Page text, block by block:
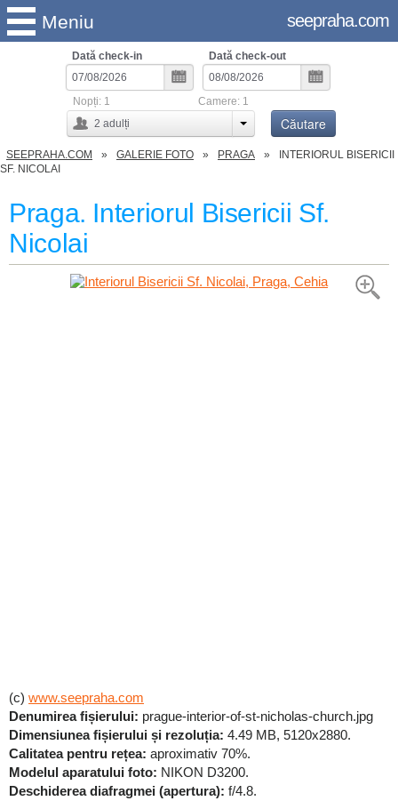
Meniu seepraha.com
Dată check-in Dată check-out
2 adulți
Nopți: 1 Camere: 1
Căutare
SEEPRAHA.COM GALERIE FOTO PRAGA
INTERIORUL BISERICII
SF. NICOLAI
Praga. Interiorul Bisericii Sf.
Nicolai
(c) www.seepraha.com
Denumirea fișierului: prague-interior-of-st-nicholas-church.jpg
Dimensiunea fișierului și rezoluția: 4.49 MB, 5120x2880.
Calitatea pentru rețea: aproximativ 70%.
Modelul aparatului foto: NIKON D3200.
Deschiderea diafragmei (apertura): f/4.8.